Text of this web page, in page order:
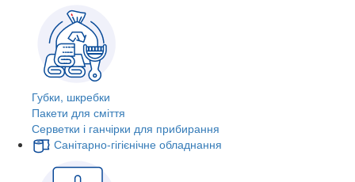
Губки, шкребки
Пакети для сміття
Серветки і ганчірки для прибирання
Санітарно-гігієнічне обладнання